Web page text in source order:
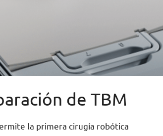
de TBM
la primera cirugía robótica